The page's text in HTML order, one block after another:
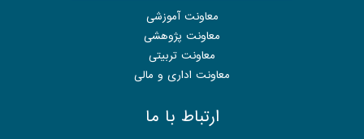
معاونت آموزشی
معاونت پژوهشی
معاونت تربیتی
معاونت اداری و مالی
ارتباط با ما